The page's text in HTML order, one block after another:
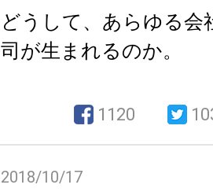
どうして、あらゆる会
司が生まれるのか。
1120
2018/10/17